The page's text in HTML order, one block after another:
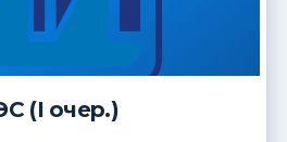
(I очер.)